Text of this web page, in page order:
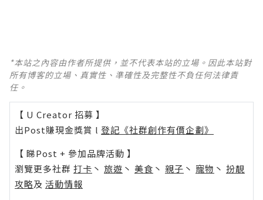
*本站之內容由作者所提供，並不代表本站的立場。因此本站對
所有博客的立場、真實性、準確性及完整性不負任何法律責
任。
【 U Creator 招募 】
出Post賺現金獎賞 l 登記《社群創作有價企劃》
【 睇Post + 參加品牌活動 】
瀏覽更多社群 打卡 丶 旅遊 丶 美食 丶 親子 丶 寵物 丶 扮靚
攻略及 活動情報